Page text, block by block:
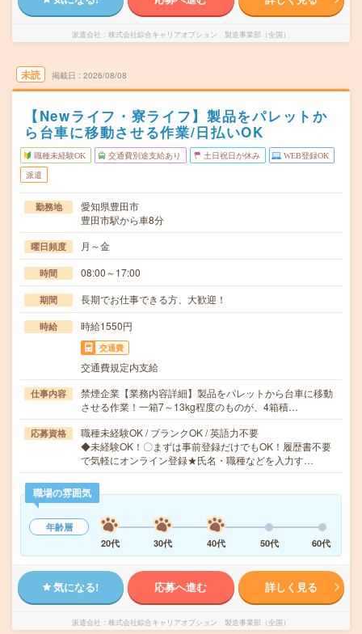
派遣会社 株式会社綜合キャリアオプション 製造事業部（全国）
未読 掲載日 2026/08/08
【Newライフ・寮ライフ】製品をパレットか
ら台車に移動させる作業/日払いOK
職種未経験OK 交通費別途支給あり 土日祝日が休み WEB登録OK
派遣
勤務地
愛知県豊田市
豊田市駅から車8分
曜日頻度 月～金
時間 08:00～17:00
期間 長期でお仕事できる方、大歓迎！
時給 時給1550円
交通費
交通費規定内支給
仕事内容
禁煙企業【業務内容詳細】製品をパレットから台車に移動
させる作業！一箱7～13kg程度のものが、4箱積…
応募資格
職種未経験OK / ブランクOK / 英語力不要
◆未経験OK！〇まずは事前登録だけでもOK！履歴書不要
で気軽にオンライン登録★氏名・職種などを入力す…
職場の雰囲気
年齢層
20代
30代 40代 50代 60代
気になる! 応募へ進む 詳しく見る
派遣会社 株式会社綜合キャリアオプション 製造事業部（全国）